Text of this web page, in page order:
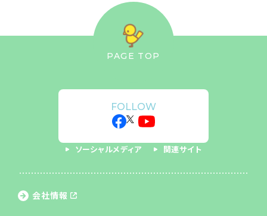
PAGE TOP
FOLLOW
ソーシャルメディア 関連サイト
会社情報